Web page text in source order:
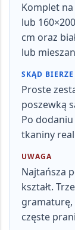
Komplet na
lub
cm oraz
lub
SKĄD
Proste
poszewką
Po
tkaniny
UWAGA
Najtańsza
kształt.
gramaturę,
częste